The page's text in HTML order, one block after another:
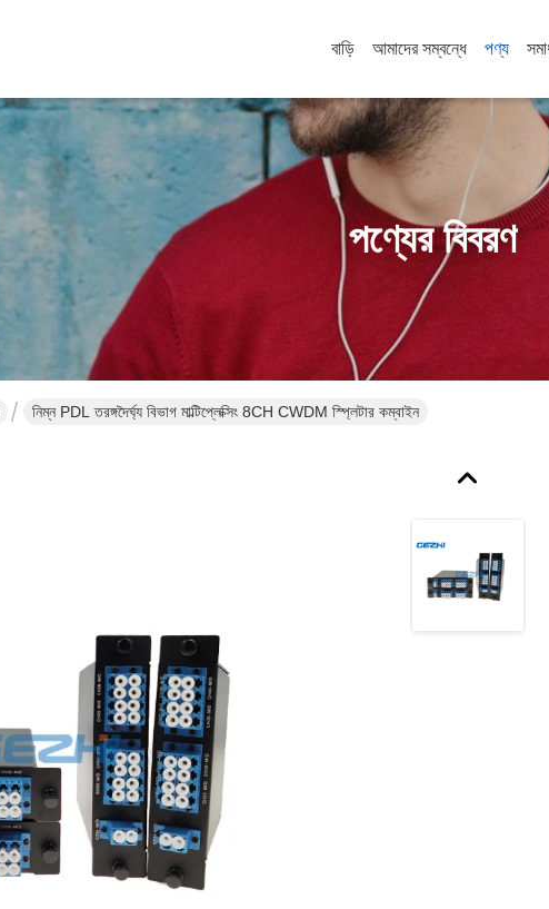
বাড়ি আমাদের সম্বন্ধে পণ্য
পণ্যের বিবরণ
নিম্ন PDL তরঙ্গদৈর্ঘ্য বিভাগ মাল্টিপ্লেক্সিং 8CH CWDM স্প্লিটার কম্বাইন